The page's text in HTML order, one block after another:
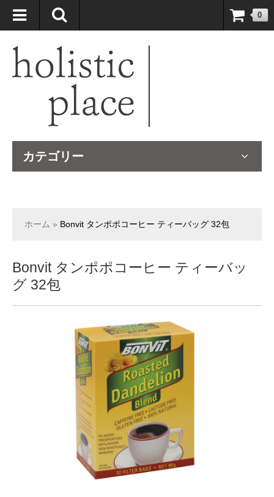
自然療法大国のオーストラリアより、臨床経験＆知識の豊富なナチュ
ロパスが厳選したサプリメントや ナチュラルグッズをお届けします！
0
カテゴリー
ホーム » Bonvit タンポポコーヒー ティーバッグ 32包
Bonvit タンポポコーヒー ティーバッ
グ 32包